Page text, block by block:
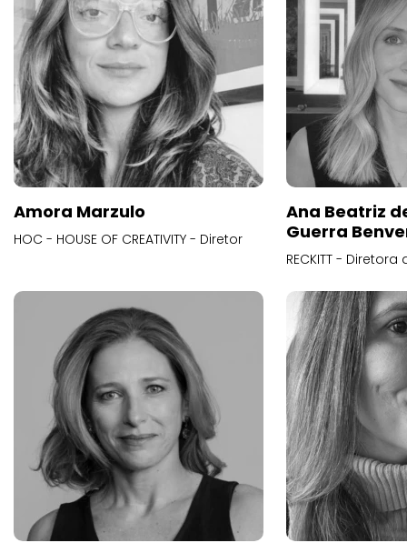
Amora Marzulo
HOC - HOUSE OF CREATIVITY - Diretor
Ana Beatriz
Guerra
RECKITT -